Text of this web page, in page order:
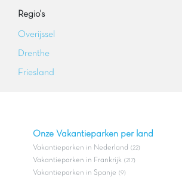
Regio's
Overijssel
Drenthe
Friesland
Onze Vakantieparken per land
Vakantieparken in Nederland (22)
Vakantieparken in Frankrijk (217)
Vakantieparken in Spanje (9)